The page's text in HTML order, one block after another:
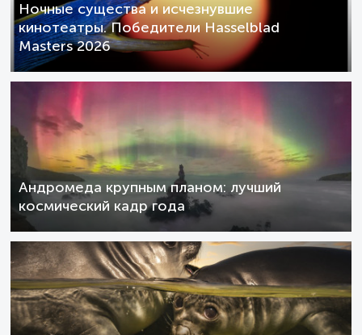
Ночные существа и исчезнувшие
кинотеатры. Победители Hasselblad
Masters 2026
Андромеда крупным планом: лучший
космический кадр года